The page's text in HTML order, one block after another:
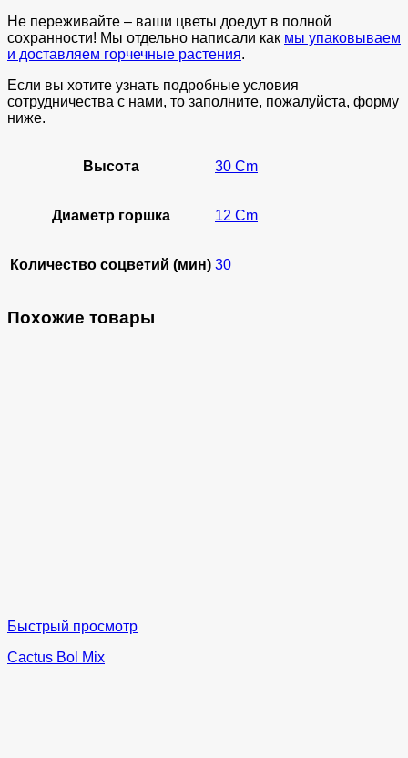
Не переживайте – ваши цветы доедут в полной
сохранности! Мы отдельно написали как мы упаковываем
и доставляем горчечные растения.
Если вы хотите узнать подробные условия
сотрудничества с нами, то заполните, пожалуйста, форму
ниже.
Высота 30 Cm
Диаметр горшка 12 Cm
Количество соцветий (мин) 30
Похожие товары
Быстрый просмотр
Cactus Bol Mix